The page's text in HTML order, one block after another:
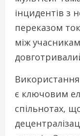
інцидентів з
переказом
між
є ключовим
спільнотах,